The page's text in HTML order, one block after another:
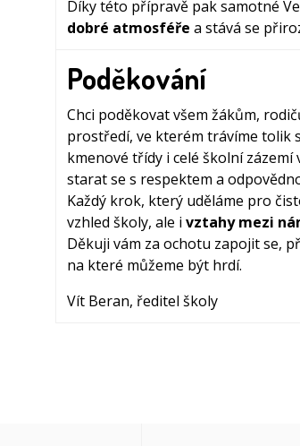
Díky této přípravě pak samotné
dobré atmosféře a stává se
Poděkování
Chci poděkovat všem žákům,
prostředí, ve kterém trávíme tolik
kmenové třídy i celé školní zázemí
starat se s respektem a
Každý krok, který uděláme pro
vzhled školy, ale i vztahy mezi
Děkuji vám za ochotu zapojit se,
na které můžeme být hrdí.
Vít Beran, ředitel školy